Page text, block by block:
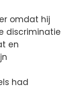
omdat hij
discriminatie
en
had